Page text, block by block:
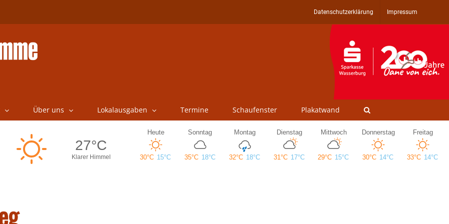
Datenschutzerklärung Impressum
Über uns Lokalausgaben Termine Schaufenster Plakatwand